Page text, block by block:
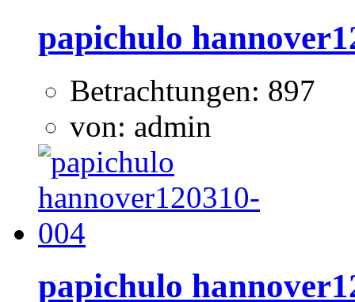
papichulo
Betrachtungen: 897
von: admin
papichulo